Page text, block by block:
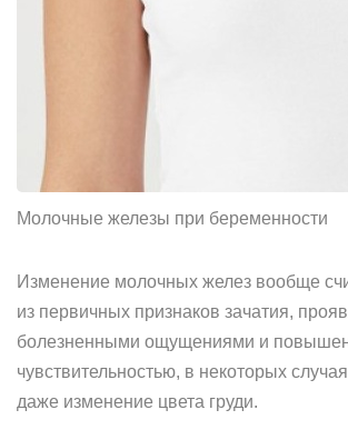
Молочные железы при беременности
Изменение молочных желез вообще
из первичных признаков зачатия,
болезненными ощущениями и
чувствительностью, в некоторых
даже изменение цвета груди.